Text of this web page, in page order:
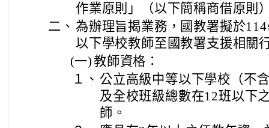
作業原則」（以下簡稱商借原則
二、 為辦理旨揭業務，國教署擬於
以下學校教師至國教署支援相關
(一)教師資格：
１、 公立高級中等以下學校（不
及全校班級總數在12班以下
師。